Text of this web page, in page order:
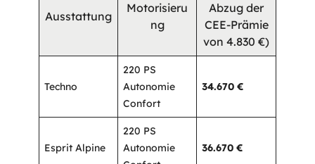
Ausstattung
Motorisieru
ng
Abzug der
CEE-Prämie
von 4.830 €)
Techno
220 PS
Autonomie
Confort
34.670 €
Esprit Alpine
220 PS
Autonomie
36.670 €